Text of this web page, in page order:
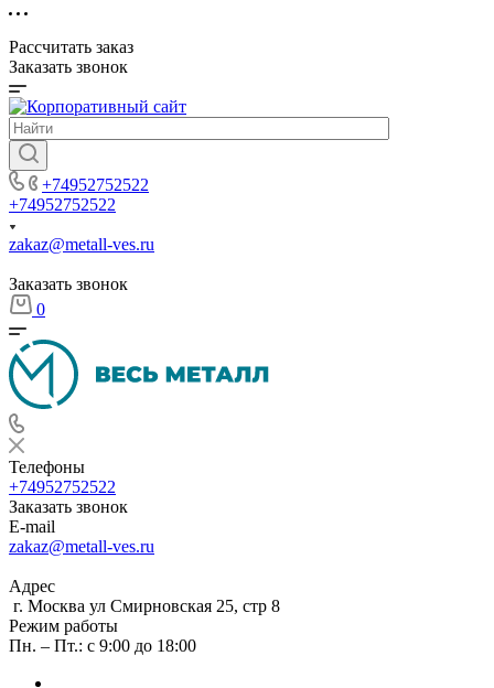
Рассчитать заказ
Заказать звонок
+74952752522
+74952752522
zakaz@metall-ves.ru
Заказать звонок
0
Телефоны
+74952752522
Заказать звонок
E-mail
zakaz@metall-ves.ru
Адрес
г. Москва ул Смирновская 25, стр 8
Режим работы
Пн. – Пт.: с 9:00 до 18:00